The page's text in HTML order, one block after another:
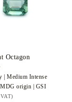
Octagon
| Medium Intense
MDG origin | GSI